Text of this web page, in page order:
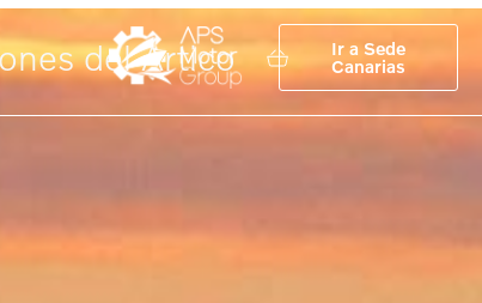
Ir a Sede
Canarias
del Ártico